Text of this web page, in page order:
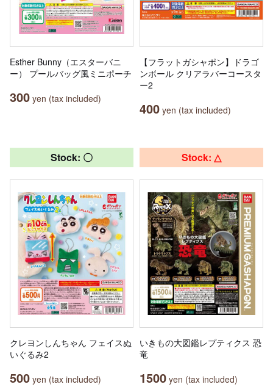
Esther Bunny（エスターバニ
ー） プールバッグ風ミニポーチ
300 yen (tax included)
【フラットガシャポン】ドラゴ
ンボール クリアラバーコースタ
ー2
400 yen (tax included)
Stock: 〇
クレヨンしんちゃん フェイスぬ
いぐるみ2
500 yen (tax included)
Stock: △
いきもの大図鑑レプティクス 恐
竜
1500 yen (tax included)